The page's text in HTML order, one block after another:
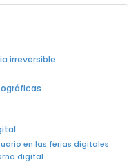
irreversible
en las ferias digitales
digital